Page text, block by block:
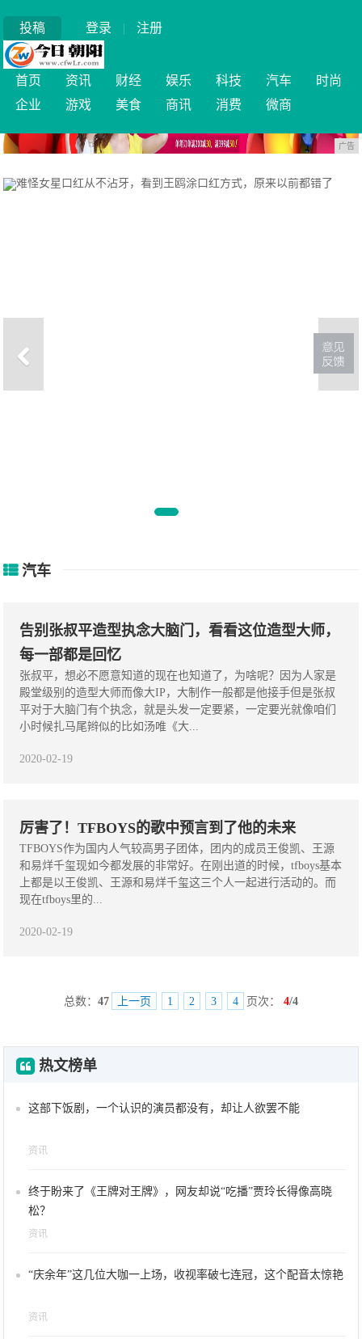
投稿 登录 | 注册
首页 资讯 财经 娱乐 科技 汽车
时尚
企业
游戏 美食 商讯 消费 微商
广告
汽车
告别张叔平造型执念大脑门，看看这位造型大师，
每一部都是回忆
张叔平，想必不愿意知道的现在也知道了，为啥呢？因为人家是
殿堂级别的造型大师而像大IP，大制作一般都是他接手但是张叔
平对于大脑门有个执念，就是头发一定要紧，一定要光就像咱们
小时候扎马尾辫似的比如汤唯《大...
2020-02-19
厉害了！TFBOYS的歌中预言到了他的未来
TFBOYS作为国内人气较高男子团体，团内的成员王俊凯、王源
和易烊千玺现如今都发展的非常好。在刚出道的时候，tfboys基本
上都是以王俊凯、王源和易烊千玺这三个人一起进行活动的。而
现在tfboys里的...
2020-02-19
总数： 47 上一页 1 2 3 4 页次： 4/4
热文榜单
这部下饭剧，一个认识的演员都没有，却让人欲罢不能
资讯
终于盼来了《王牌对王牌》，网友却说“吃播”贾玲长得像高晓
松？
资讯
“庆余年”这几位大咖一上场，收视率破七连冠，这个配音太惊艳
资讯